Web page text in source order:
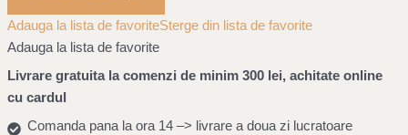
Adauga la lista de favoriteSterge din lista de favorite
Adauga la lista de favorite
Livrare gratuita la comenzi de minim 300 lei, achitate online
cu cardul
Comanda pana la ora 14 –> livrare a doua zi lucratoare